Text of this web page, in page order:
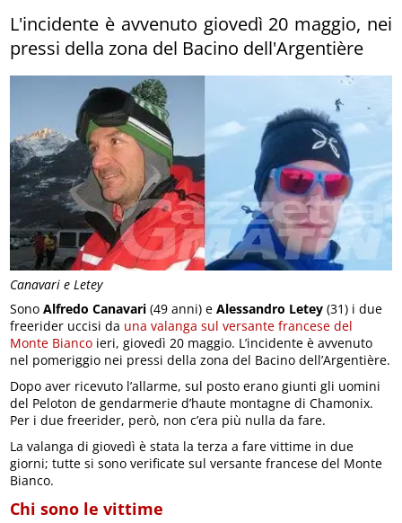
Canavari e Letey
L'incidente è avvenuto giovedì 20 maggio, nei
pressi della zona del Bacino dell'Argentière
SonoAlfredo Canavari (49 anni) eAlessandro Letey (31) i due
freerider uccisi da una valanga sul versante francese del
Monte Bianco ieri, giovedì 20 maggio. L’incidente è avvenuto
nel pomeriggio nei pressi della zona del Bacino dell’Argentière.
Dopo aver ricevuto l’allarme, sul posto erano giunti gli uomini
del Peloton de gendarmerie d’haute montagne di Chamonix.
Per i due freerider, però, non c’era più nulla da fare.
La valanga di giovedì è stata la terza a fare vittime in due
giorni; tutte si sono verificate sul versante francese del Monte
Bianco.
Chi sono le vittime